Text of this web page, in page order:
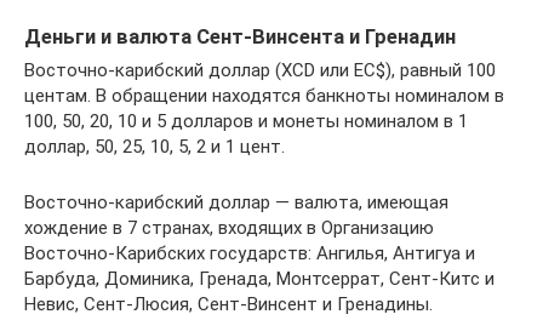
Деньги и валюта Сент-Винсента и Гренадин
Восточно-карибский доллар (XCD или EC$), равный 100
центам. В обращении находятся банкноты номиналом в
100, 50, 20, 10 и 5 долларов и монеты номиналом в 1
доллар, 50, 25, 10, 5, 2 и 1 цент.
Восточно-карибский доллар — валюта, имеющая
хождение в 7 странах, входящих в Организацию
Восточно-Карибских государств: Ангилья, Антигуа и
Барбуда, Доминика, Гренада, Монтсеррат, Сент-Китс и
Невис, Сент-Люсия, Сент-Винсент и Гренадины.